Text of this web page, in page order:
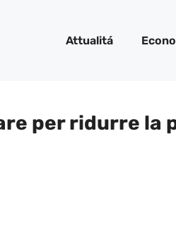
Attualitá
per ridurre la